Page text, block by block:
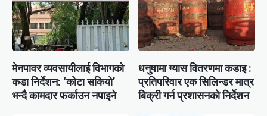
मेनपावर व्यवसायीलाई विभागको
कडा निर्देशन: ‘कोटा सकियो’
भन्दै कामदार फर्काउन नपाइने
धनुषामा ग्यास वितरणमा कडाइ :
प्रतिपरिवार एक सिलिन्डर मात्र
बिक्री गर्न प्रशासनको निर्देशन